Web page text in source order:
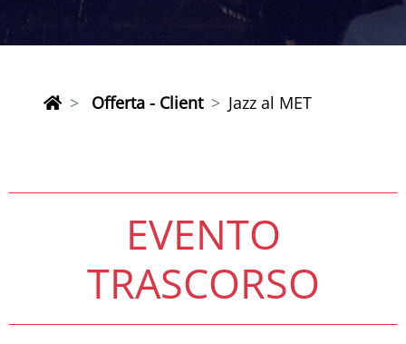
Offerta - Client Jazz al MET
EVENTO
TRASCORSO